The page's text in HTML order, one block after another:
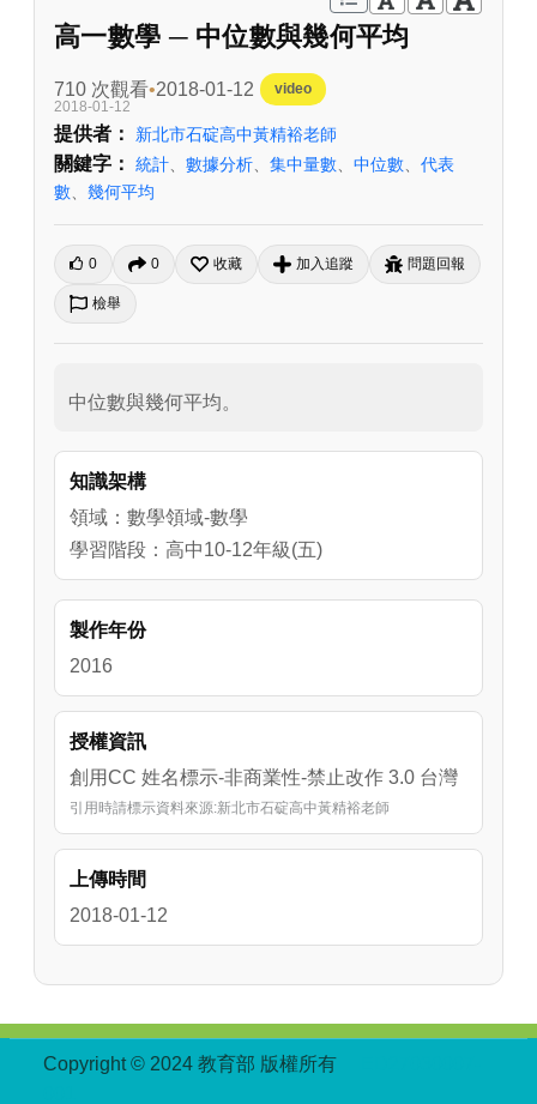
高一數學 ─ 中位數與幾何平均
710 次觀看 2018-01-12
video
2018-01-12
提供者： 新北市石碇高中黃精裕老師
關鍵字： 統計 數據分析 集中量數 中位數
代表
數
幾何平均
0 0 收藏 加入追蹤 問題回報
檢舉
中位數與幾何平均。
知識架構
領域：數學領域-數學
學習階段：高中10-12年級(五)
製作年份
2016
授權資訊
創用CC 姓名標示-非商業性-禁止改作 3.0 台灣
引用時請標示資料來源:新北市石碇高中黃精裕老師
上傳時間
2018-01-12
Copyright © 2024 教育部 版權所有